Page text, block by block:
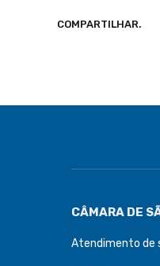
COMPARTILHAR.
CÂMARA DE
Atendimento de